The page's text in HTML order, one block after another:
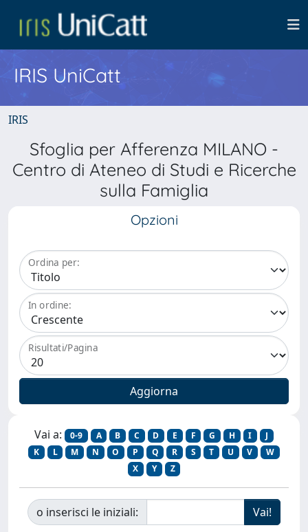
IRIS UniCatt
IRIS
Sfoglia per Afferenza MILANO -
Centro di Ateneo di Studi e Ricerche
sulla Famiglia
Opzioni
Ordina per:
In ordine:
Risultati/Pagina
Vai a: 0-9 A B C D E F G H I
J
K
L M N O P Q R S T U V
W
X
Y Z
o inserisci le iniziali: